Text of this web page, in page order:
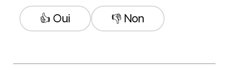
👎 Non
👍 Oui